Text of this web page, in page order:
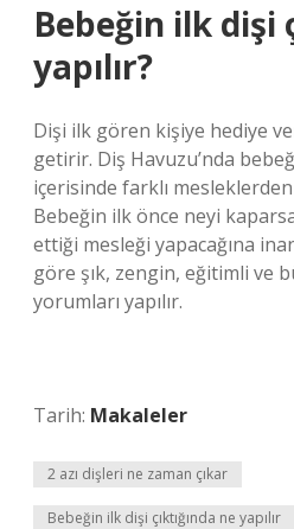
Bebeğin ilk dişi
yapılır?
Dişi ilk gören kişiye hediye
getirir. Diş Havuzu’nda
içerisinde farklı
Bebeğin ilk önce neyi
ettiği mesleği yapacağına
göre şık, zengin, eğitimli ve
yorumları yapılır.
Tarih: Makaleler
2 azı dişleri ne zaman çıkar
Bebeğin ilk dişi çıktığında ne yapılır